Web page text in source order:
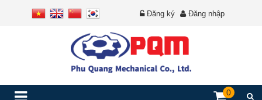
Đăng ký Đăng nhập
0